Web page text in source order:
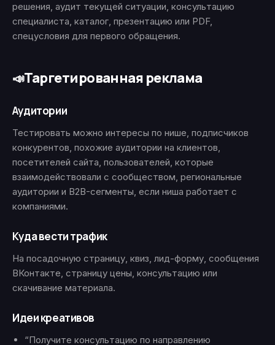
решения, аудит текущей ситуации, консультацию
специалиста, каталог, презентацию или PDF,
спецусловия для первого обращения.
📣Таргетированная реклама
Аудитории
Тестировать можно интересы по нише, подписчиков
конкурентов, похожие аудитории на клиентов,
посетителей сайта, пользователей, которые
взаимодействовали с сообществом, региональные
аудитории и B2B-сегменты, если ниша работает с
компаниями.
Куда вести трафик
На посадочную страницу, квиз, лид-форму, сообщения
ВКонтакте, страницу цены, консультацию или
скачивание материала.
Идеи креативов
“Получите консультацию по направлению